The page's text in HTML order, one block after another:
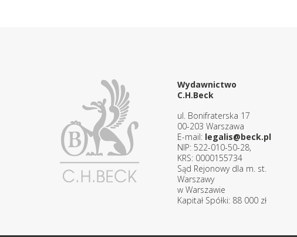
Wydawnictwo
C.H.Beck
ul. Bonifraterska 17
00-203 Warszawa
E-mail: legalis@beck.pl
NIP: 522-010-50-28,
KRS: 0000155734
Sąd Rejonowy dla m. st.
Warszawy
w Warszawie
Kapitał Spółki: 88 000 zł